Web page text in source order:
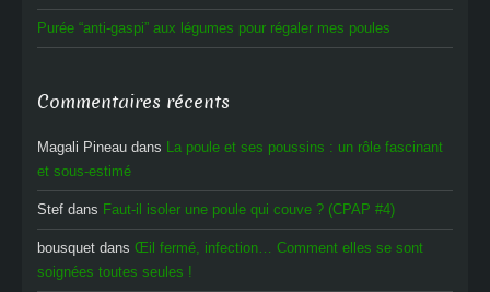
Purée “anti-gaspi” aux légumes pour régaler mes poules
Commentaires récents
Magali Pineau dans La poule et ses poussins : un rôle fascinant
et sous-estimé
Stef dans Faut-il isoler une poule qui couve ? (CPAP #4)
bousquet dans Œil fermé, infection… Comment elles se sont
soignées toutes seules !